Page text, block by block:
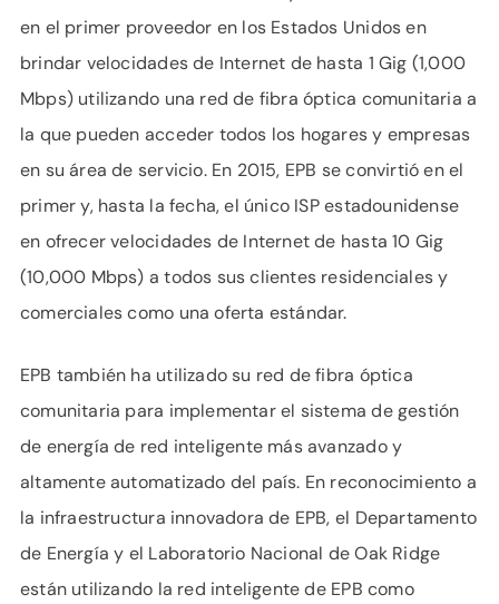
en el primer proveedor en los Estados Unidos en
brindar velocidades de Internet de hasta 1 Gig (1,000
Mbps) utilizando una red de fibra óptica comunitaria a
la que pueden acceder todos los hogares y empresas
en su área de servicio. En 2015, EPB se convirtió en el
primer y, hasta la fecha, el único ISP estadounidense
en ofrecer velocidades de Internet de hasta 10 Gig
(10,000 Mbps) a todos sus clientes residenciales y
comerciales como una oferta estándar.
EPB también ha utilizado su red de fibra óptica
comunitaria para implementar el sistema de gestión
de energía de red inteligente más avanzado y
altamente automatizado del país. En reconocimiento a
la infraestructura innovadora de EPB, el Departamento
de Energía y el Laboratorio Nacional de Oak Ridge
están utilizando la red inteligente de EPB como